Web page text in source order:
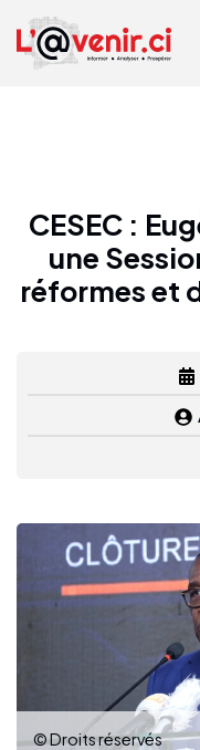
CESEC :
une
réformes et
© Droits réservés